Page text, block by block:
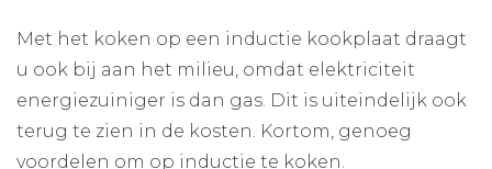
Met het koken op een inductie kookplaat draagt
u ook bij aan het milieu, omdat elektriciteit
energiezuiniger is dan gas. Dit is uiteindelijk ook
terug te zien in de kosten. Kortom, genoeg
voordelen om op inductie te koken.